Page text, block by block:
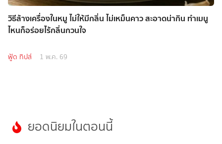
วิธีล้างเครื่องในหมู ไม่ให้มีกลิ่น ไม่เหม็นคาว สะอาดน่ากิน ทำเมนู
ไหนก็อร่อยไร้กลิ่นกวนใจ
ฟู้ด ทิปส์ 1 พ.ค. 69
ยอดนิยมในตอนนี้